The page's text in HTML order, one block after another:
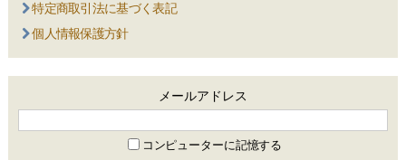
特定商取引法に基づく表記
個人情報保護方針
メールアドレス
コンピューターに記憶する